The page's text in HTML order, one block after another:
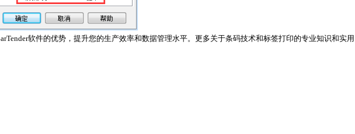
软件的优势，提升您的生产效率和数据管理水平。更多关于条码技术和标签打印的专业知识和实用